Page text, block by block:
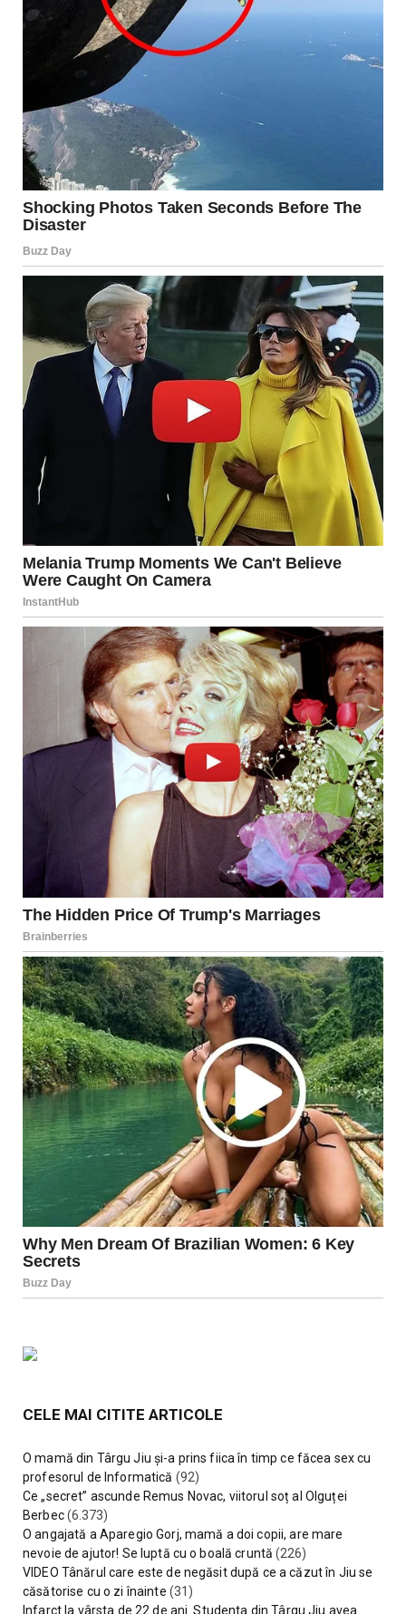
CELE MAI CITITE ARTICOLE
O mamă din Târgu Jiu și-a prins fiica în timp ce făcea sex cu
profesorul de Informatică (92)
Ce „secret” ascunde Remus Novac, viitorul soț al Olguței
Berbec(6.373)
O angajată a Aparegio Gorj, mamă a doi copii, are mare
nevoie de ajutor! Se luptă cu o boală cruntă (226)
VIDEO Tânărul care este de negăsit după ce a căzut în Jiu se
căsătorise cu o zi înainte (31)
Infarct la vârsta de 22 de ani. Studenta din Târgu Jiu avea